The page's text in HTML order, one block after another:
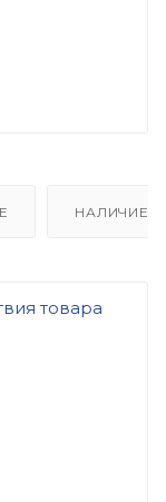
НАЛИЧИЕ
товара